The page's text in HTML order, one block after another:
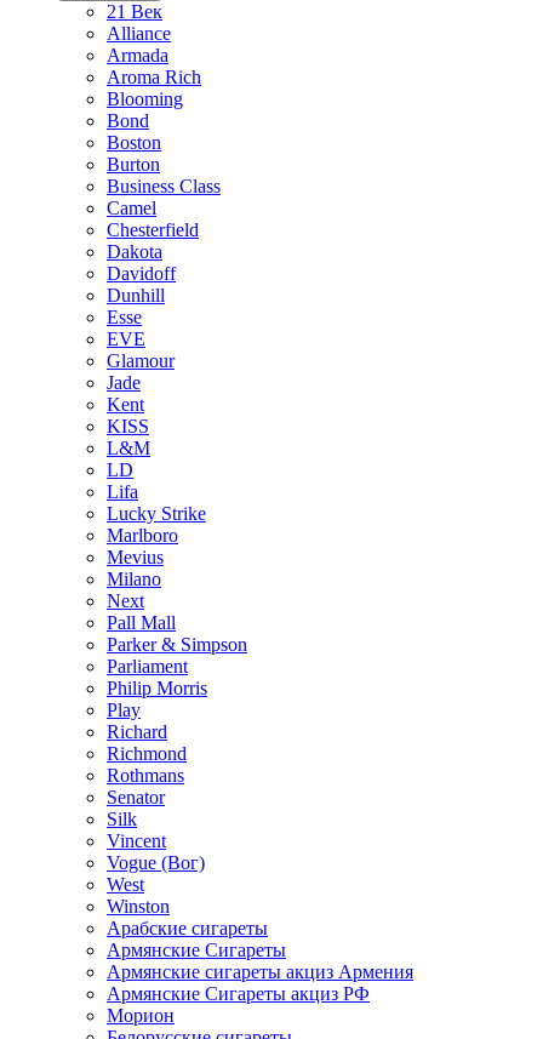
21 Век
Alliance
Armada
Aroma Rich
Blooming
Bond
Boston
Burton
Business Class
Camel
Chesterfield
Dakota
Davidoff
Dunhill
Esse
EVE
Glamour
Jade
Kent
KISS
L&M
LD
Lifa
Lucky Strike
Marlboro
Mevius
Milano
Next
Pall Mall
Parker & Simpson
Parliament
Philip Morris
Play
Richard
Richmond
Rothmans
Senator
Silk
Vincent
Vogue (Вог)
West
Winston
Арабские сигареты
Армянские Сигареты
Армянские сигареты акциз Армения
Армянские Сигареты акциз РФ
Морион